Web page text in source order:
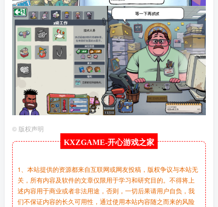
© 版权声明
KXZGAME-开心游戏之家
1、本站提供的资源都来自互联网或网友投稿，版权争议与本站无
关，所有内容及软件的文章仅限用于学习和研究目的。不得将上
述内容用于商业或者非法用途，否则，一切后果请用户自负，我
们不保证内容的长久可用性，通过使用本站内容随之而来的风险